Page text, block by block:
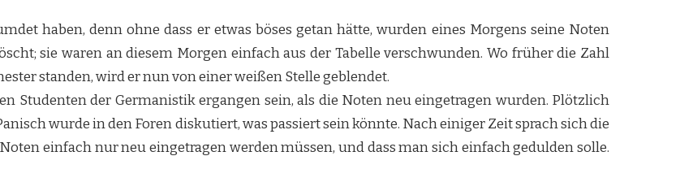
haben, denn ohne dass er etwas böses getan hätte, wurden eines Morgens seine Noten
sie waren an diesem Morgen einfach aus der Tabelle verschwunden. Wo früher die Zahl
standen, wird er nun von einer weißen Stelle geblendet.
Studenten der Germanistik ergangen sein, als die Noten neu eingetragen wurden. Plötzlich
wurde in den Foren diskutiert, was passiert sein könnte. Nach einiger Zeit sprach sich die
einfach nur neu eingetragen werden müssen, und dass man sich einfach gedulden solle.